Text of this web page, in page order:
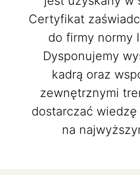
Certyfikat
do firmy normy
Dysponujemy
kadrą oraz
zewnętrznymi
dostarczać
na